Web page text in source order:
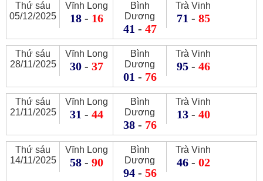
Thứ sáu
05/12/2025
Vĩnh Long
18- 16
Bình
Dương
41 - 47
Trà Vinh
71 - 85
Thứ sáu
28/11/2025
Vĩnh Long
30- 37
Bình
Dương
01 - 76
Trà Vinh
95- 46
Thứ sáu
21/11/2025
Vĩnh Long
31 - 44
Bình
Dương
38- 76
Trà Vinh
13- 40
Thứ sáu
14/11/2025
Vĩnh Long
58- 90
Bình
Dương
94- 56
Trà Vinh
46- 02